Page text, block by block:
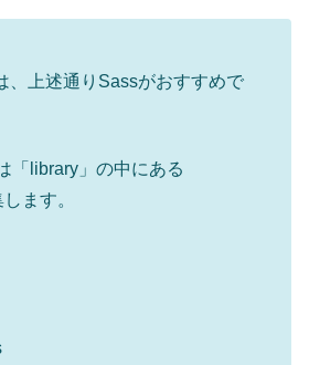
、上述通りSassがおすすめで
「library」の中にある
ます。